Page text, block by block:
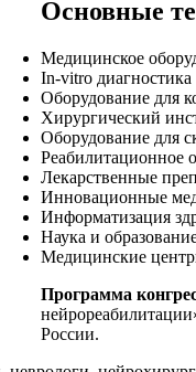
Основные
Медицинское
In-vitro диагностика
Оборудование для
Хирургический
Оборудование для
Реабилитационное
Лекарственные
Инновационные
Информатизация
Наука и
Медицинские
Программа
России.